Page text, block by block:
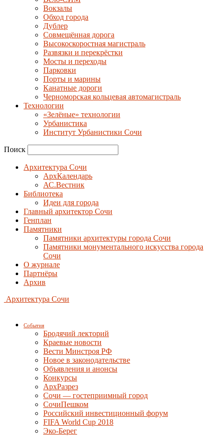
Вокзалы
Обход города
Дублер
Совмещённая дорога
Высокоскоростная магистраль
Развязки и перекрёстки
Мосты и переходы
Парковки
Порты и марины
Канатные дороги
Черноморская кольцевая автомагистраль
Технологии
«Зелёные» технологии
Урбанистика
Институт Урбанистики Сочи
Поиск
Архитектура Сочи
АрхКалендарь
АС.Вестник
Библиотека
Идеи для города
Главный архитектор Сочи
Генплан
Памятники
Памятники архитектуры города Сочи
Памятники монументального искусства города
Сочи
О журнале
Партнёры
Архив
Архитектура Сочи
События
Бродячий лекторий
Краевые новости
Вести Минстроя РФ
Новое в законодательстве
Объявления и анонсы
Конкурсы
АрхРазрез
Сочи — гостеприимный город
СочиПешком
Российский инвестиционный форум
FIFA World Cup 2018
Эко-Берег